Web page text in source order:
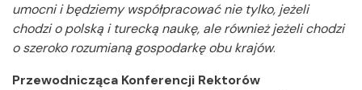
umocni i będziemy współpracować nie tylko, jeżeli
chodzi o polską i turecką naukę, ale również jeżeli chodzi
o szeroko rozumianą gospodarkę obu krajów.
Przewodnicząca Konferencji Rektorów